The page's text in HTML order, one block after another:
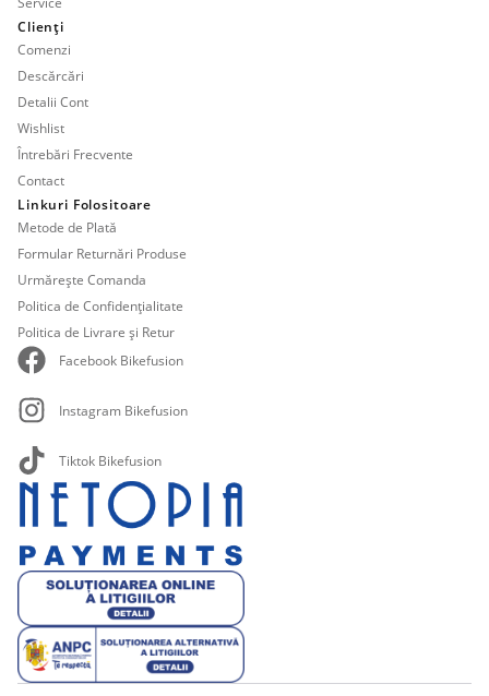
Clienți
Comenzi
Descărcări
Detalii Cont
Wishlist
Întrebări Frecvente
Contact
Linkuri Folositoare
Metode de Plată
Formular Returnări Produse
Urmărește Comanda
Politica de Confidențialitate
Politica de Livrare și Retur
Facebook Bikefusion
Instagram Bikefusion
Tiktok Bikefusion